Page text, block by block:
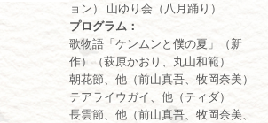
ョン） 山ゆり会（八月踊り）
プログラム：
歌物語「ケンムンと僕の夏」（新
作）（萩原かおり、丸山和範）
朝花節、他（前山真吾、牧岡奈美）
テアライウガイ、他（ティダ）
長雲節、他（前山真吾、牧岡奈美、